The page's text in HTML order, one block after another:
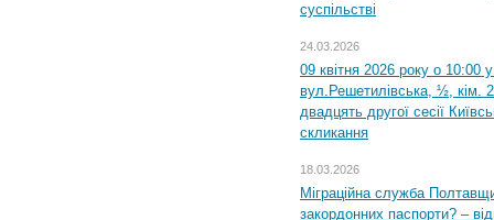
суспільстві
24.03.2026
09 квітня 2026 року о 10:00
вул.Решетилівська, ½, кім.
двадцять другої сесії
скликання
18.03.2026
Міграційна служба
закордонних паспорти? –